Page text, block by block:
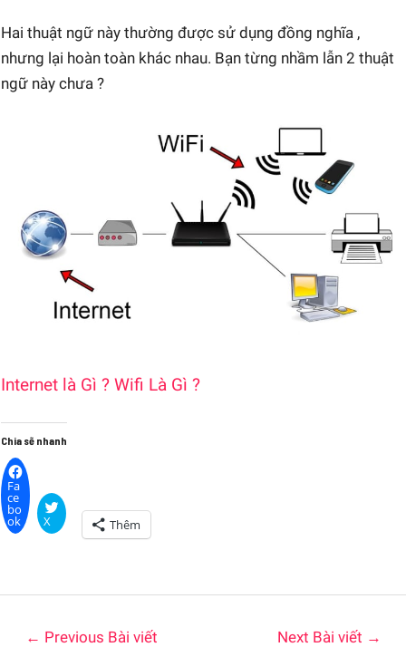
Hai thuật ngữ này thường được sử dụng đồng nghĩa ,
nhưng lại hoàn toàn khác nhau. Bạn từng nhầm lẫn 2 thuật
ngữ này chưa ?
Internet là Gì ? Wifi Là Gì ?
Chia sẽ nhanh
Fa
ce
bo
ok X Thêm
← Previous Bài viết Next Bài viết →